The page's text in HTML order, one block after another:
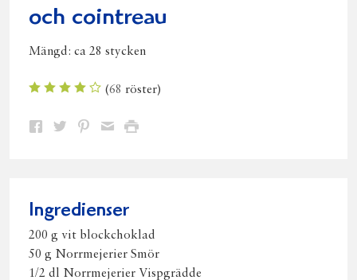
och cointreau
Mängd: ca 28 stycken
(68 röster)
Dela Dela Dela DelaSkriv
Ingredienser
200 g vit blockchoklad
50 g Norrmejerier Smör
1/2 dl Norrmejerier Vispgrädde